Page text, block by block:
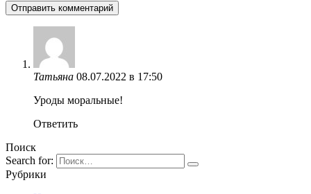
Татьяна 08.07.2022 в 17:50
Уроды моральные!
Ответить
Поиск
Search for:
Рубрики